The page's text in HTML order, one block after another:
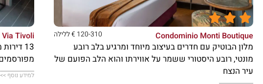





Condominio Monti Boutique 120-310 € ללילה
מלון הבוטיק עם חדרים בעיצוב מיוחד ומרגיע בלב רובע
מונטי, רובע היסטורי ששמר על אווירתו והוא הלב הפועם של
עיר הנצח


Tivoli
13
למידע נוסף >>